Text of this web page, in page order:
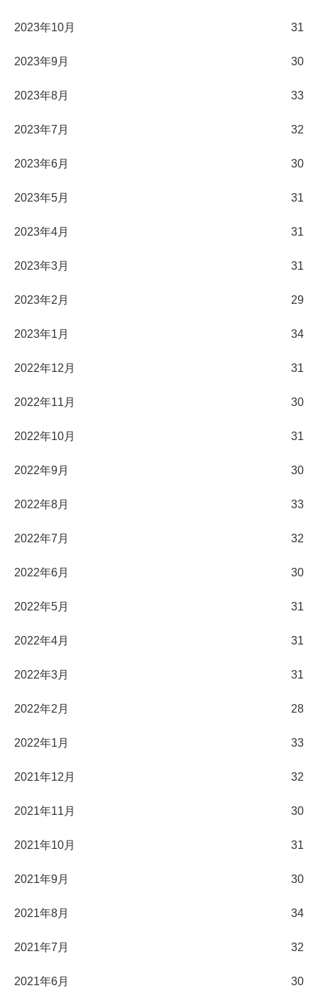
2023年10月 31
2023年9月 30
2023年8月 33
2023年7月 32
2023年6月 30
2023年5月 31
2023年4月 31
2023年3月 31
2023年2月 29
2023年1月 34
2022年12月 31
2022年11月 30
2022年10月 31
2022年9月 30
2022年8月 33
2022年7月 32
2022年6月 30
2022年5月 31
2022年4月 31
2022年3月 31
2022年2月 28
2022年1月 33
2021年12月 32
2021年11月 30
2021年10月 31
2021年9月 30
2021年8月 34
2021年7月 32
2021年6月 30